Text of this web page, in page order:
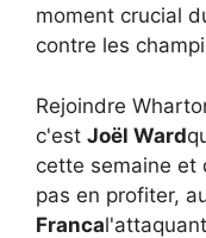
moment crucial
contre les
Rejoindre
c'est Joël Ward
cette semaine et
pas en profiter,
Franca